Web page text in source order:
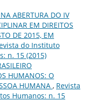
ABERTURA DO IV
EM DIREITOS
DE 2015, EM
do Instituto
n. 15 (2015)
HUMANOS: O
HUMANA , Revista
Humanos: n. 15